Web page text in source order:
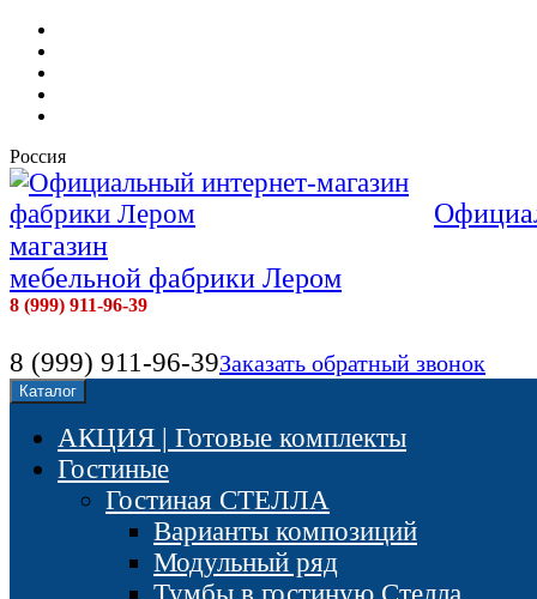
Россия
магазин
мебельной фабрики Лером
8 (999) 911-96-39
8 (999) 911-96-39Заказать обратный звонок
Каталог
АКЦИЯ | Готовые комплекты
Гостиные
Гостиная СТЕЛЛА
Варианты композиций
Модульный ряд